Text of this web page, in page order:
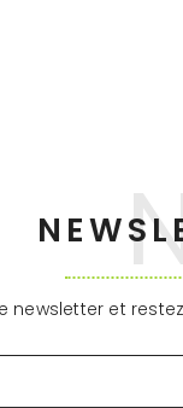
newsletter et